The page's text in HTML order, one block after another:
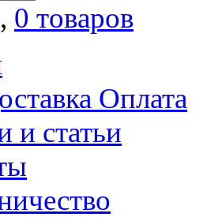
0 товаров
Оплата
и статьи